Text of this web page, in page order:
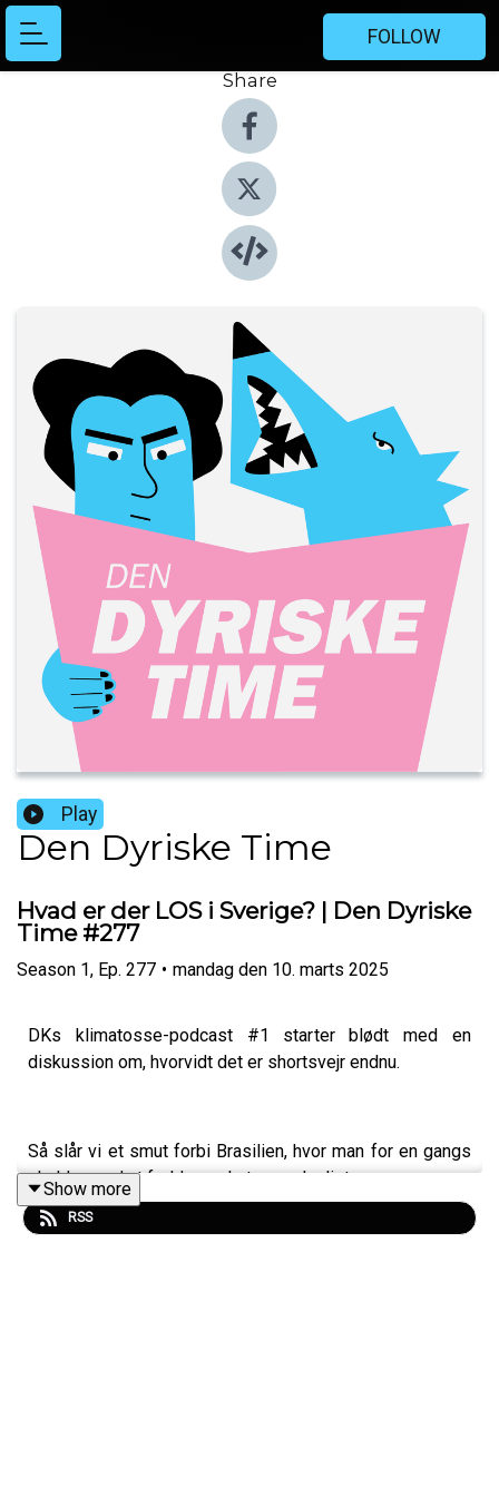
FOLLOW
Share
Play
Den Dyriske Time
Hvad er der LOS i Sverige? | Den Dyriske
Time #277
Season 1, Ep. 277 • mandag den 10. marts 2025
DKs klimatosse-podcast #1 starter blødt med en
diskussion om, hvorvidt det er shortsvejr endnu.
Så slår vi et smut forbi Brasilien, hvor man for en gangs
skyld er ved at fælde nogle træer ulovligt.
Show more
RSS